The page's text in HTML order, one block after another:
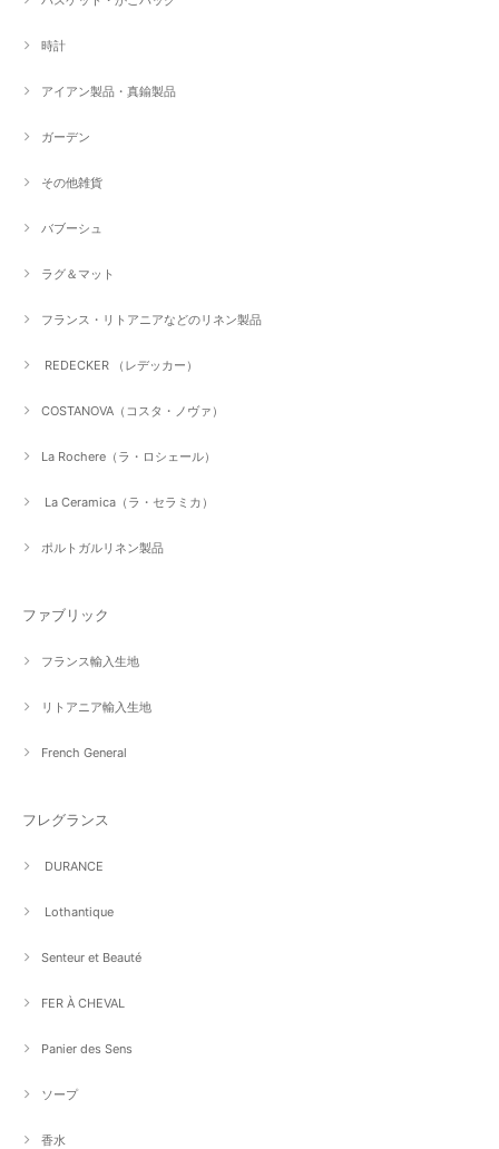
時計
アイアン製品・真鍮製品
ガーデン
その他雑貨
バブーシュ
ラグ＆マット
フランス・リトアニアなどのリネン製品
REDECKER （レデッカー）
COSTANOVA（コスタ・ノヴァ）
La Rochere（ラ・ロシェール）
La Ceramica（ラ・セラミカ）
ポルトガルリネン製品
ファブリック
フランス輸入生地
リトアニア輸入生地
French General
フレグランス
DURANCE
Lothantique
Senteur et Beauté
FER À CHEVAL
Panier des Sens
ソープ
香水